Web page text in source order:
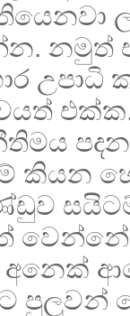
නමුත්
උපාධි
කියන
වෙන්නේ
අනෙක්